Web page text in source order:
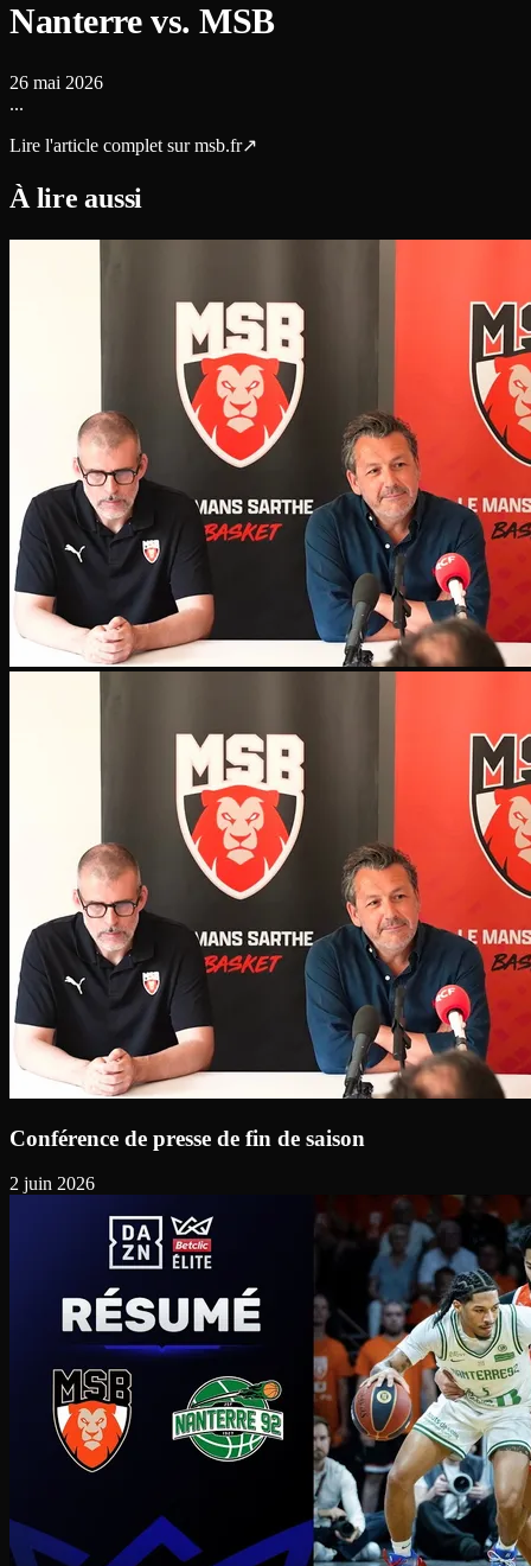
Nanterre vs. MSB
26 mai 2026
...
Lire l'article complet sur msb.fr↗
À lire aussi
Conférence de presse de fin de saison
2 juin 2026